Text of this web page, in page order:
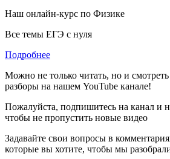
Наш онлайн-курс по Физике
Все темы ЕГЭ с нуля
Подробнее
Можно не только читать, но и
разборы на нашем YouTube канале!
Пожалуйста, подпишитесь на канал и
чтобы не пропустить новые видео
Задавайте свои вопросы в
которые вы хотите, чтобы мы